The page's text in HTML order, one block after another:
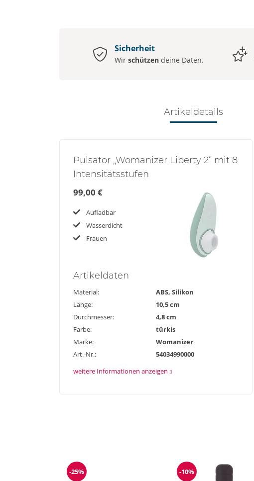
Sicherheit
Wir schützen deine Daten.
Artikeldetails
Pulsator „Womanizer Liberty 2“ mit 8
Intensitätsstufen
99,00 €
Aufladbar
Wasserdicht
Frauen
Artikeldaten
Material:
ABS, Silikon
Länge:
10,5 cm
Durchmesser:
4,8 cm
Farbe:
türkis
Marke:
Womanizer
Art.-Nr.:
54034990000
weitere Informationen anzeigen
Reduzierung
-25% Reduzierung
-10%